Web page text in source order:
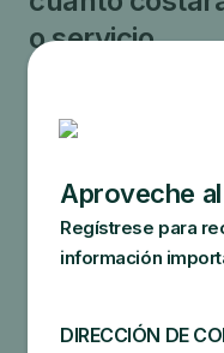
o servicio.
Es posible que su
Medicare no cubre o
para usted.
sobre las razones
que realmente
dependen de: